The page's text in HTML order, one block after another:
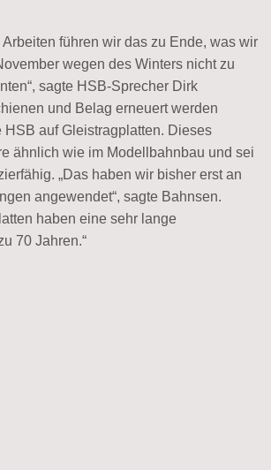
Arbeiten führen wir das zu Ende, was wir
wegen des Winters nicht zu
sagte HSB-Sprecher Dirk
und Belag erneuert werden
HSB auf Gleistragplatten. Dieses
ähnlich wie im Modellbahnbau und sei
„Das haben wir bisher erst an
angewendet“, sagte Bahnsen.
haben eine sehr lange
70 Jahren.“